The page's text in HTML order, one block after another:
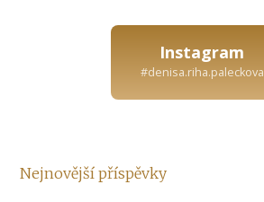
Instagram
#denisa.riha.paleckova
Nejnovější příspěvky